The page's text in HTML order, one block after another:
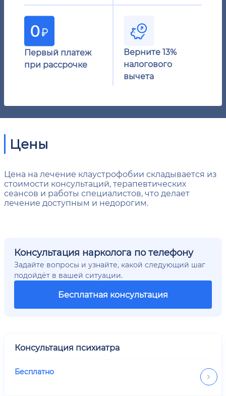
Первый платеж
при рассрочке
Верните 13%
налогового
вычета
Цены
Цена на лечение клаустрофобии складывается из
стоимости консультаций, терапевтических
сеансов и работы специалистов, что делает
лечение доступным и недорогим.
Консультация нарколога по телефону
Задайте вопросы и узнайте, какой следующий шаг
подойдёт в вашей ситуации.
Бесплатная консультация
Консультация психиатра
Бесплатно